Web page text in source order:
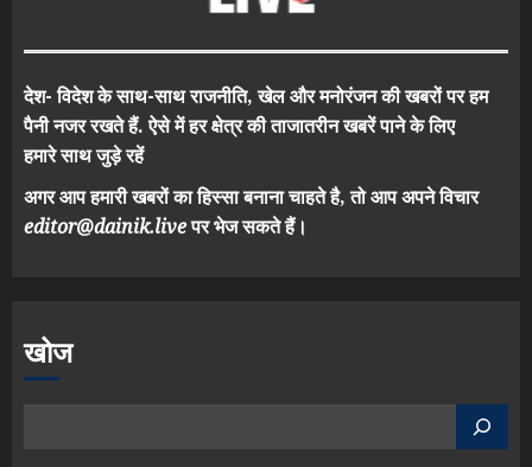
देश- विदेश के साथ-साथ राजनीति, खेल और मनोरंजन की खबरों पर हम
पैनी नजर रखते हैं. ऐसे में हर क्षेत्र की ताजातरीन खबरें पाने के लिए
हमारे साथ जुड़े रहें
अगर आप हमारी खबरों का हिस्सा बनाना चाहते है, तो आप अपने विचार
editor@dainik.liveपर भेज सकते हैं।
खोज